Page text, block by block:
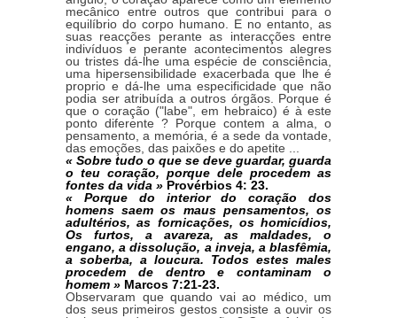
mecânico entre outros que contribui para o
equilíbrio do corpo humano. E no entanto, as
suas reacções perante as interacções entre
indivíduos e perante acontecimentos alegres
ou tristes dá-lhe uma espécie de consciência,
uma hipersensibilidade exacerbada que lhe é
proprio e dá-lhe uma especificidade que não
podia ser atribuída a outros órgãos. Porque é
que o coração ("labe", em hebraico) é à este
ponto diferente ? Porque contem a alma, o
pensamento, a memória, é a sede da vontade,
das emoções, das paixões e do apetite ...
« Sobre tudo o que se deve guardar, guarda
o teu coração, porque dele procedem as
fontes da vida »Provérbios 4: 23.
« Porque do interior do coração dos
homens saem os maus pensamentos, os
adultérios, as fornicações, os homicídios,
Os furtos, a avareza, as maldades, o
engano, a dissolução, a inveja, a blasfêmia,
a soberba, a loucura. Todos estes males
procedem de dentro e contaminam o
homem » Marcos 7:21-23.
Observaram que quando vai ao médico, um
dos seus primeiros gestos consiste a ouvir os